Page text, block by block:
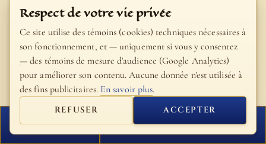
le peuple ». — Combien de temps dura la mission
dont S. Marc nous donne un sommaire si rapide ?
Quelques mois probablement ; toutefois, les
données évangéliques sont trop vagues pour qu’on
puisse répondre d’une manière précise à cette
question. Cf. 2, 1. — La conjonction et, placée par
la Vulgate après « leurs synagogues », n’existe pas
FERMER PROCHAIN VERSET
Respect de votre vie privée
Ce site utilise des témoins (cookies) techniques nécessaires à
son fonctionnement, et — uniquement si vous y consentez
— des témoins de mesure d'audience (Google Analytics)
pour améliorer son contenu. Aucune donnée n'est utilisée à
des fins publicitaires. En savoir plus.
REFUSER ACCEPTER